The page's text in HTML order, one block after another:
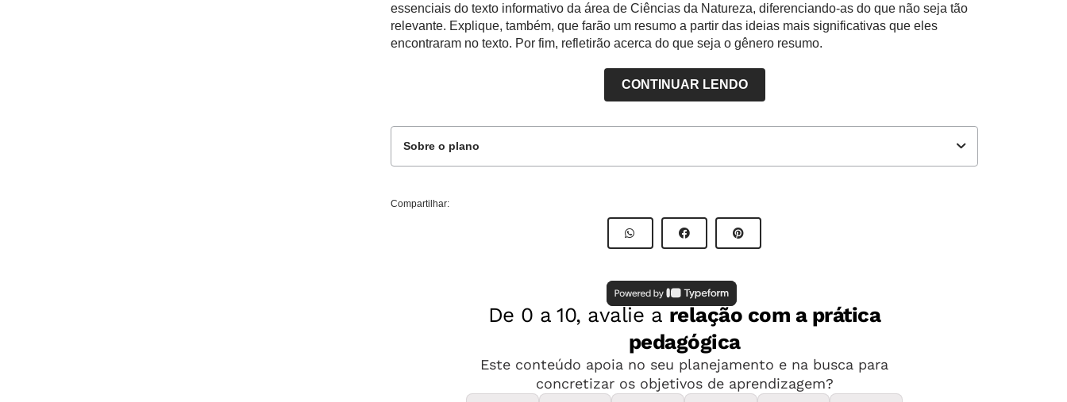
essenciais do texto informativo da área de Ciências da Natureza, diferenciando-as do que não seja tão
relevante. Explique, também, que farão um resumo a partir das ideias mais significativas que eles
encontraram no texto. Por fim, refletirão acerca do que seja o gênero resumo.
CONTINUAR LENDO
Sobre o plano
Identificando as palavras-chave no texto informativo.
Sublinhar as partes principais do texto informativo da área de Ciências da
Natureza, bem como reconhecer as principais palavras-chave do parágrafo, para tomar nota em
7º ano do Ensino Fundamental
mapa conceitual
Compartilhar: